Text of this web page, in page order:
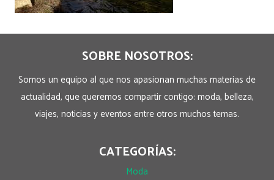
SOBRE NOSOTROS:
Somos un equipo al que nos apasionan muchas materias de
actualidad, que queremos compartir contigo: moda, belleza,
viajes, noticias y eventos entre otros muchos temas.
CATEGORÍAS:
Moda